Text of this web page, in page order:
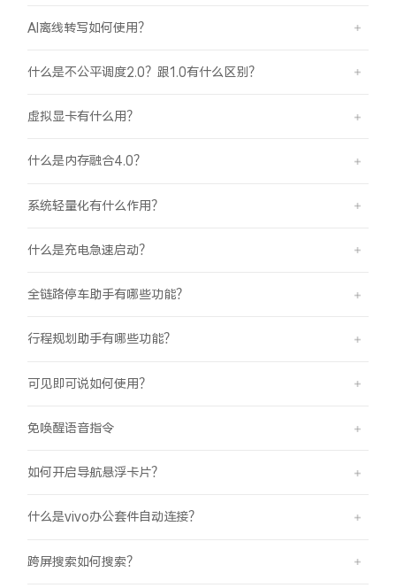
AI离线转写如何使用？
什么是不公平调度2.0？跟1.0有什么区别？
虚拟显卡有什么用？
什么是内存融合4.0？
系统轻量化有什么作用？
什么是充电急速启动？
全链路停车助手有哪些功能？
行程规划助手有哪些功能？
可见即可说如何使用？
免唤醒语音指令
如何开启导航悬浮卡片？
什么是vivo办公套件自动连接？
跨屏搜索如何搜索？